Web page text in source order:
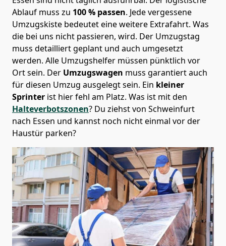
Ablauf muss zu 100 % passen. Jede vergessene
Umzugskiste bedeutet eine weitere Extrafahrt. Was
die bei uns nicht passieren, wird. Der Umzugstag
muss detailliert geplant und auch umgesetzt
werden. Alle Umzugshelfer müssen pünktlich vor
Ort sein. Der Umzugswagen muss garantiert auch
für diesen Umzug ausgelegt sein. Ein kleiner
Sprinter ist hier fehl am Platz. Was ist mit den
Halteverbotszonen? Du ziehst von Schweinfurt
nach Essen und kannst noch nicht einmal vor der
Haustür parken?